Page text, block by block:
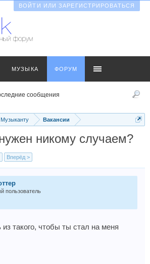
ВОЙТИ ИЛИ ЗАРЕГИСТРИРОВАТЬСЯ
Музыканту Вакансии
никому случаем?
Вперёд >
пользователь
из такого, чтобы ты стал на меня
МУЗЫКА ФОРУМ
сообщения